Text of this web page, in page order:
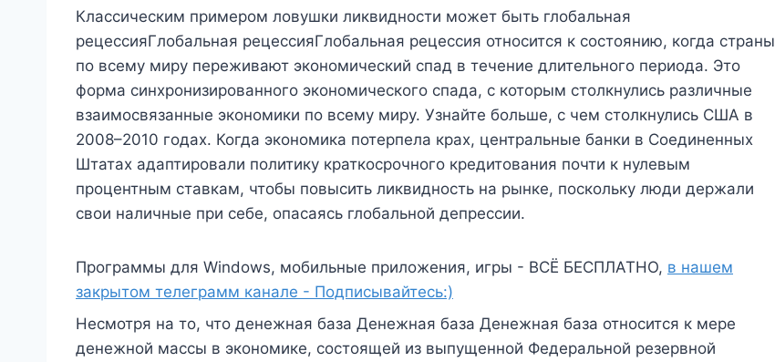
Классическим примером ловушки ликвидности может быть глобальная
рецессияГлобальная рецессияГлобальная рецессия относится к состоянию, когда страны
по всему миру переживают экономический спад в течение длительного периода. Это
форма синхронизированного экономического спада, с которым столкнулись различные
взаимосвязанные экономики по всему миру. Узнайте больше, с чем столкнулись США в
2008–2010 годах. Когда экономика потерпела крах, центральные банки в Соединенных
Штатах адаптировали политику краткосрочного кредитования почти к нулевым
процентным ставкам, чтобы повысить ликвидность на рынке, поскольку люди держали
свои наличные при себе, опасаясь глобальной депрессии.
Программы для Windows, мобильные приложения, игры - ВСЁ БЕСПЛАТНО, в нашем
закрытом телеграмм канале - Подписывайтесь:)
Несмотря на то, что денежная база Денежная база Денежная база относится к мере
денежной массы в экономике, состоящей из выпущенной Федеральной резервной